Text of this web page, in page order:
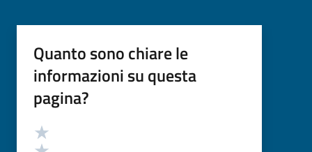
Quanto sono chiare le
informazioni su questa
pagina?
Valutazione